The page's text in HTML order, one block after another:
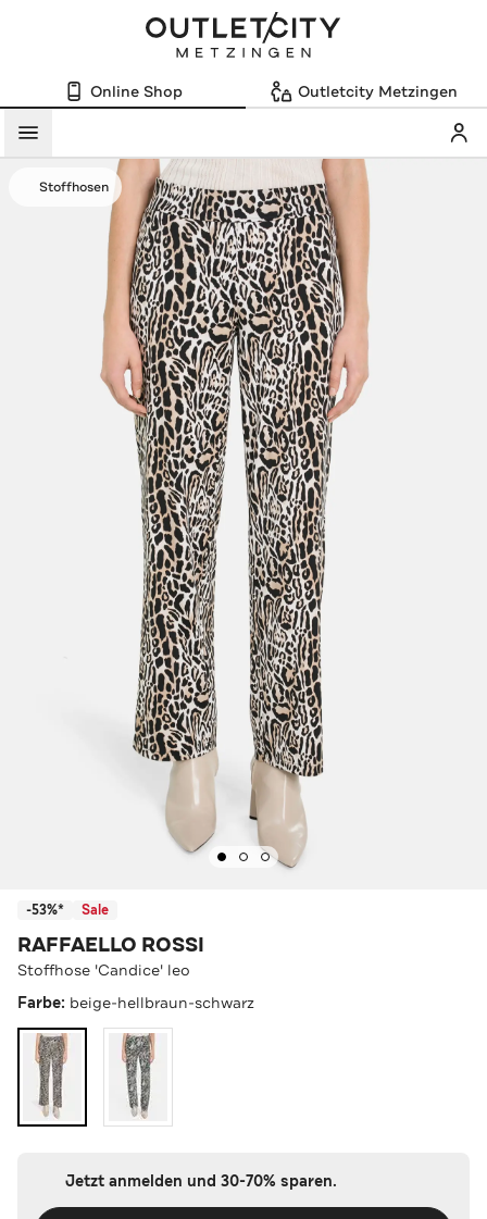
Online Shop Outletcity Metzingen
Menü
Stoffhosen
-53%* Sale
RAFFAELLO ROSSI
Stoffhose 'Candice' leo
Farbe: beige-hellbraun-schwarz
Jetzt anmelden und 30-70% sparen.